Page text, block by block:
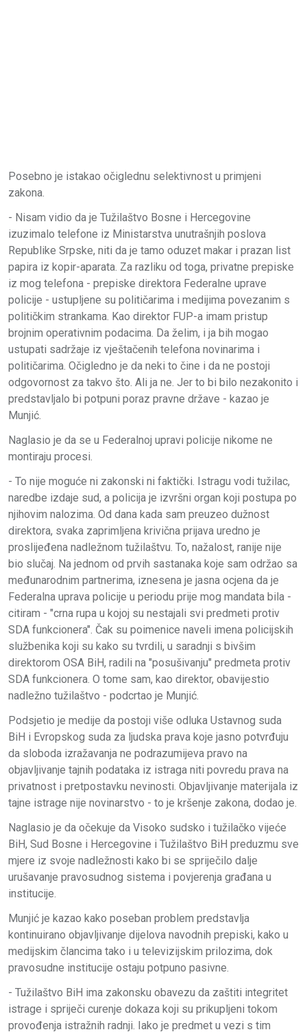
Posebno je istakao očiglednu selektivnost u primjeni
zakona.
- Nisam vidio da je Tužilaštvo Bosne i Hercegovine
izuzimalo telefone iz Ministarstva unutrašnjih poslova
Republike Srpske, niti da je tamo oduzet makar i prazan list
papira iz kopir-aparata. Za razliku od toga, privatne prepiske
iz mog telefona - prepiske direktora Federalne uprave
policije - ustupljene su političarima i medijima povezanim s
političkim strankama. Kao direktor FUP-a imam pristup
brojnim operativnim podacima. Da želim, i ja bih mogao
ustupati sadržaje iz vještačenih telefona novinarima i
političarima. Očigledno je da neki to čine i da ne postoji
odgovornost za takvo što. Ali ja ne. Jer to bi bilo nezakonito i
predstavljalo bi potpuni poraz pravne države - kazao je
Munjić.
Naglasio je da se u Federalnoj upravi policije nikome ne
montiraju procesi.
- To nije moguće ni zakonski ni faktički. Istragu vodi tužilac,
naredbe izdaje sud, a policija je izvršni organ koji postupa po
njihovim nalozima. Od dana kada sam preuzeo dužnost
direktora, svaka zaprimljena krivična prijava uredno je
proslijeđena nadležnom tužilaštvu. To, nažalost, ranije nije
bio slučaj. Na jednom od prvih sastanaka koje sam održao sa
međunarodnim partnerima, iznesena je jasna ocjena da je
Federalna uprava policije u periodu prije mog mandata bila -
citiram - "crna rupa u kojoj su nestajali svi predmeti protiv
SDA funkcionera". Čak su poimenice naveli imena policijskih
službenika koji su kako su tvrdili, u saradnji s bivšim
direktorom OSA BiH, radili na "posušivanju" predmeta protiv
SDA funkcionera. O tome sam, kao direktor, obavijestio
nadležno tužilaštvo - podcrtao je Munjić.
Podsjetio je medije da postoji više odluka Ustavnog suda
BiH i Evropskog suda za ljudska prava koje jasno potvrđuju
da sloboda izražavanja ne podrazumijeva pravo na
objavljivanje tajnih podataka iz istraga niti povredu prava na
privatnost i pretpostavku nevinosti. Objavljivanje materijala iz
tajne istrage nije novinarstvo - to je kršenje zakona, dodao je.
Naglasio je da očekuje da Visoko sudsko i tužilačko vijeće
BiH, Sud Bosne i Hercegovine i Tužilaštvo BiH preduzmu sve
mjere iz svoje nadležnosti kako bi se spriječilo dalje
urušavanje pravosudnog sistema i povjerenja građana u
institucije.
Munjić je kazao kako poseban problem predstavlja
kontinuirano objavljivanje dijelova navodnih prepiski, kako u
medijskim člancima tako i u televizijskim prilozima, dok
pravosudne institucije ostaju potpuno pasivne.
- Tužilaštvo BiH ima zakonsku obavezu da zaštiti integritet
istrage i spriječi curenje dokaza koji su prikupljeni tokom
provođenja istražnih radnji. Iako je predmet u vezi s tim